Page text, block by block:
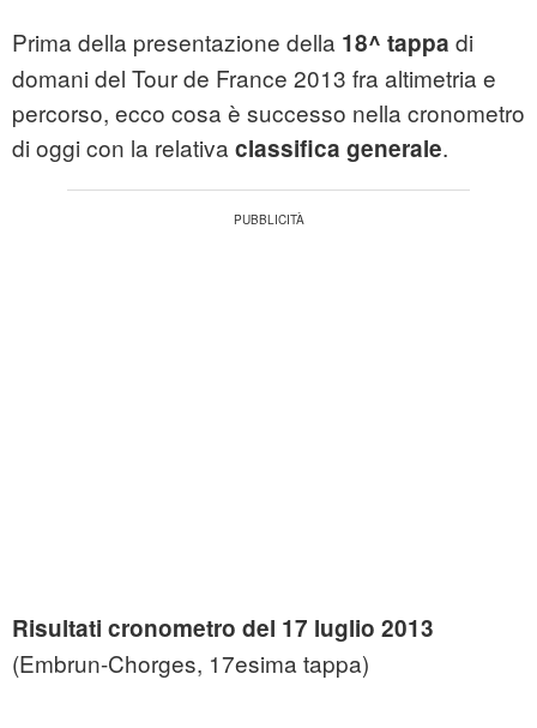
Prima della presentazione della 18^ tappa di
domani del Tour de France 2013 fra altimetria e
percorso, ecco cosa è successo nella cronometro
di oggi con la relativa classifica generale.
Risultati cronometro del 17 luglio 2013
(Embrun-Chorges, 17esima tappa)